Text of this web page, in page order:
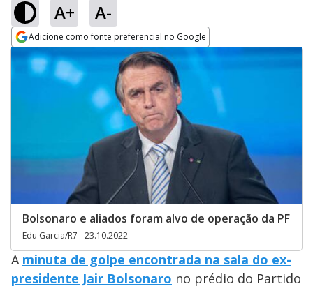
A+ A-
Adicione como fonte preferencial no Google
Opens in new window
Bolsonaro e aliados foram alvo de operação da PF
Edu Garcia/R7 - 23.10.2022
A minuta de golpe encontrada na sala do ex-
presidente Jair Bolsonaro no prédio do Partido